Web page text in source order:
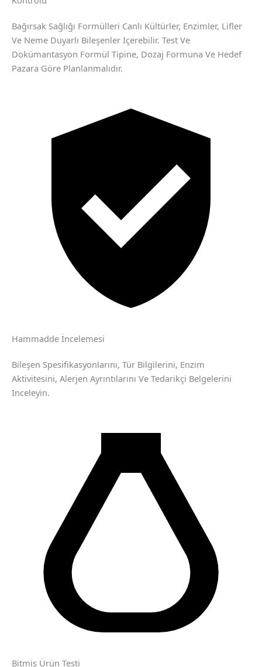
Bağırsak Sağlığı Formülleri Canlı Kültürler, Enzimler, Lifler
Ve Neme Duyarlı Bileşenler Içerebilir. Test Ve
Dokümantasyon Formül Tipine, Dozaj Formuna Ve Hedef
Pazara Göre Planlanmalıdır.
Hammadde İncelemesi
Bileşen Spesifikasyonlarını, Tür Bilgilerini, Enzim
Aktivitesini, Alerjen Ayrıntılarını Ve Tedarikçi Belgelerini
Inceleyin.
Bitmiş Ürün Testi